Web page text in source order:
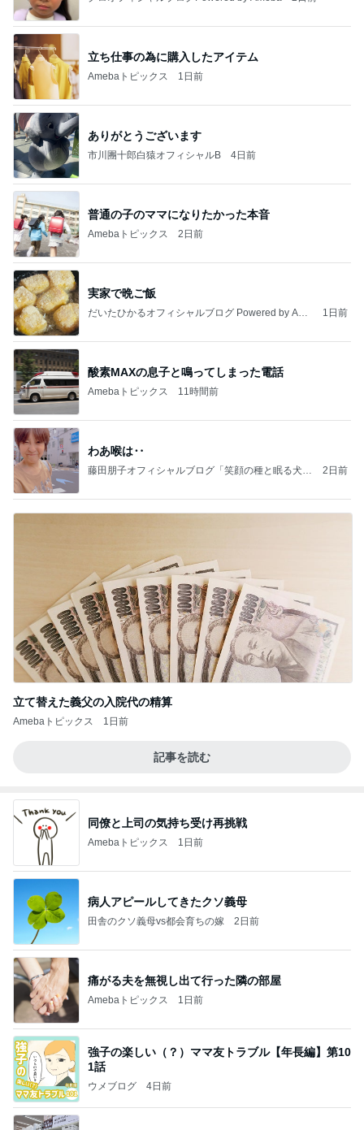
立ち仕事の為に購入したアイテム
Amebaトピックス 1日前
ありがとうございます
市川團十郎白猿オフィシャルB 4日前
普通の子のママになりたかった本音
Amebaトピックス 2日前
実家で晩ご飯
だいたひかるオフィシャルブログ Powered by Ame
1日前
酸素MAXの息子と鳴ってしまった電話
Amebaトピックス 11時間前
わあ喉は‥
藤田朋子オフィシャルブログ「笑顔の種と眠る犬」
2日前
立て替えた義父の入院代の精算
Amebaトピックス 1日前
記事を読む
同僚と上司の気持ち受け再挑戦
Amebaトピックス 1日前
病人アピールしてきたクソ義母
田舎のクソ義母vs都会育ちの嫁 2日前
痛がる夫を無視し出て行った隣の部屋
Amebaトピックス 1日前
強子の楽しい（？）ママ友トラブル【年長編】第10
1話
ウメブログ 4日前